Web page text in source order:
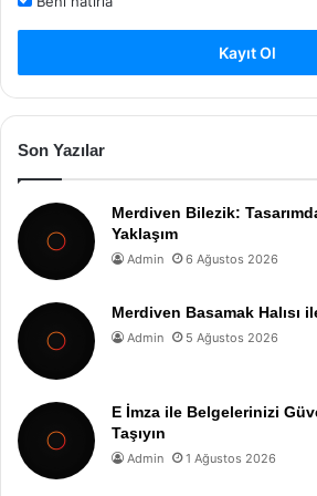
Kayıt Ol
Son Yazılar
Merdiven Bilezik:
Yaklaşım
Admin 6 Ağustos 2026
Merdiven Basamak Halısı
Admin 5 Ağustos 2026
E İmza ile Belgelerinizi
Taşıyın
Admin 1 Ağustos 2026